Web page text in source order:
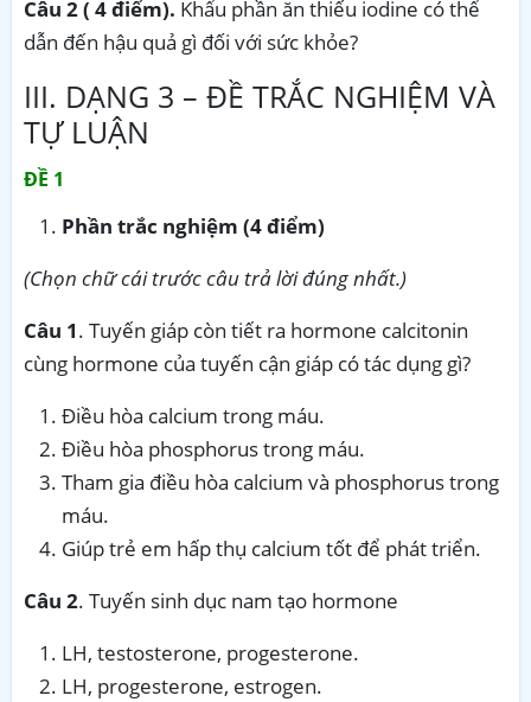
Câu 2 ( 4 điểm). Khẩu phần ăn thiếu iodine có thể
dẫn đến hậu quả gì đối với sức khỏe?
III. DẠNG 3 – ĐỀ TRẮC NGHIỆM VÀ
TỰ LUẬN
ĐỀ 1
Phần trắc nghiệm (4 điểm)
(Chọn chữ cái trước câu trả lời đúng nhất.)
Câu 1. Tuyến giáp còn tiết ra hormone calcitonin
cùng hormone của tuyến cận giáp có tác dụng gì?
Điều hòa calcium trong máu.
Điều hòa phosphorus trong máu.
Tham gia điều hòa calcium và phosphorus trong
máu.
Giúp trẻ em hấp thụ calcium tốt để phát triển.
Câu 2. Tuyến sinh dục nam tạo hormone
LH, testosterone, progesterone.
LH, progesterone, estrogen.